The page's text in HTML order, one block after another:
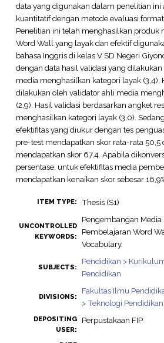
data yang digunakan dalam penelitian ini
kuantitatif dengan metode evaluasi
Penelitian ini telah menghasilkan produk
Word Wall yang layak dan efektif
bahasa Inggris di kelas V SD Negeri
dengan data hasil validasi yang
media menghasilkan kategori layak (3,4),
dilakukan oleh validator ahli media
(2,9). Hasil validasi berdasarkan angket
menghasilkan kategori layak (3,0).
efektifitas yang diukur dengan tes
pre-test mendapatkan skor rata-rata 50,5
mendapatkan skor 67,4. Apabila
persentase, untuk efektifitas media
mendapatkan kenaikan skor sebesar
ITEM TYPE: Thesis (S1)
UNCONTROLLED
KEYWORDS:
Pengembangan
Pembelajaran Word
Vocabulary.
SUBJECTS:
Pendidikan >
Pendidikan
DIVISIONS:
Fakultas Ilmu
> Teknologi Pendidikan
DEPOSITING
USER:
Perpustakaan FIP